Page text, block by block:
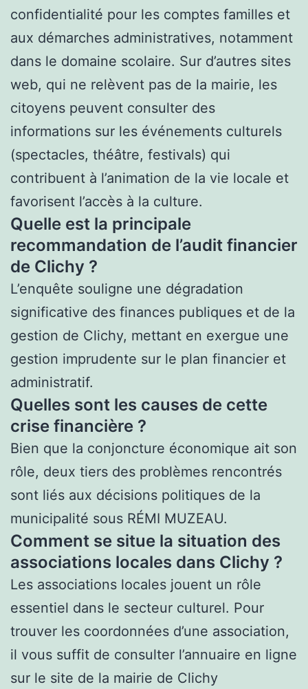
confidentialité pour les comptes familles et
aux démarches administratives, notamment
dans le domaine scolaire. Sur d’autres sites
web, qui ne relèvent pas de la mairie, les
citoyens peuvent consulter des
informations sur les événements culturels
(spectacles, théâtre, festivals) qui
contribuent à l’animation de la vie locale et
favorisent l’accès à la culture.
Quelle est la principale
recommandation de l’audit financier
de Clichy ?
L’enquête souligne une dégradation
significative des finances publiques et de la
gestion de Clichy, mettant en exergue une
gestion imprudente sur le plan financier et
administratif.
Quelles sont les causes de cette
crise financière ?
Bien que la conjoncture économique ait son
rôle, deux tiers des problèmes rencontrés
sont liés aux décisions politiques de la
municipalité sous RÉMI MUZEAU.
Comment se situe la situation des
associations locales dans Clichy ?
Les associations locales jouent un rôle
essentiel dans le secteur culturel. Pour
trouver les coordonnées d’une association,
il vous suffit de consulter l’annuaire en ligne
sur le site de la mairie de Clichy